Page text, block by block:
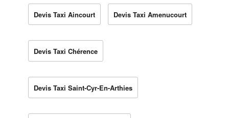
Devis Taxi Aincourt Devis Taxi Amenucourt
Devis Taxi Chérence
Devis Taxi Saint-Cyr-En-Arthies